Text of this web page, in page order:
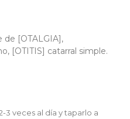
de [OTALGIA],
[OTITIS] catarral simple.
3 veces al día y taparlo a